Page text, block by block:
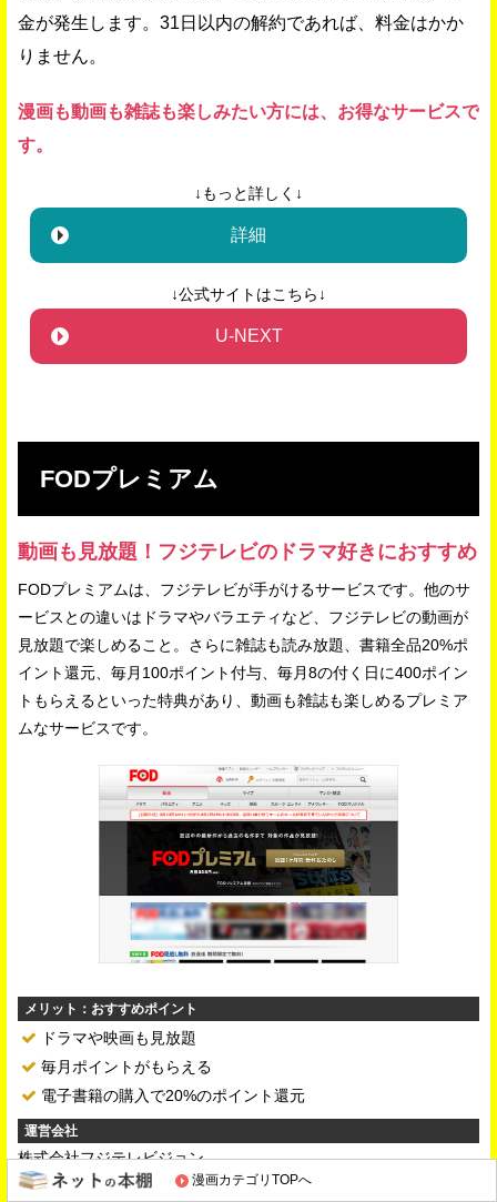
漫画カテゴリTOPへ
金が発生します。31日以内の解約であれば、料金はかか
りません。
漫画も動画も雑誌も楽しみたい方には、お得なサービスで
す。
↓もっと詳しく↓
詳細
↓公式サイトはこちら↓
U-NEXT
FODプレミアム
動画も見放題！フジテレビのドラマ好きにおすすめ
FODプレミアムは、フジテレビが手がけるサービスです。他のサ
ービスとの違いはドラマやバラエティなど、フジテレビの動画が
見放題で楽しめること。さらに雑誌も読み放題、書籍全品20%ポ
イント還元、毎月100ポイント付与、毎月8の付く日に400ポイン
トもらえるといった特典があり、動画も雑誌も楽しめるプレミア
ムなサービスです。
メリット：おすすめポイント
ドラマや映画も見放題
毎月ポイントがもらえる
電子書籍の購入で20%のポイント還元
運営会社
株式会社フジテレビジョン